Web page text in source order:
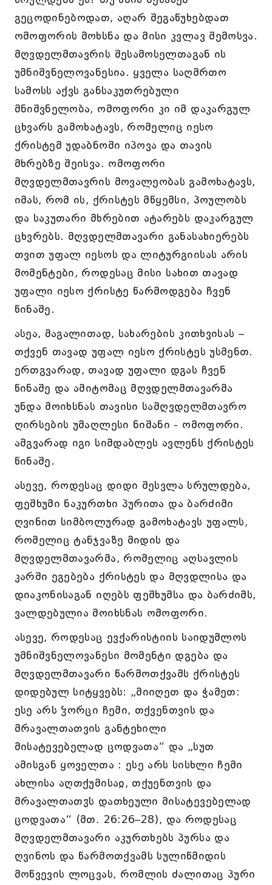
გეცოდინებოდათ, აღარ შეგაწუხებდათ
ომოფორის მოხსნა და მისი კვლავ შემოსვა.
მღვდელმთავრის შესამოსელთაგან ის
უმნიშვნელოვანესია. ყველა საღმრთო
სამოსს აქვს განსაკუთრებული
მნიშვნელობა, ომოფორი კი იმ დაკარგულ
ცხვარს გამოხატავს, რომელიც იესო
ქრისტემ უდაბნოში იპოვა და თავის
მხრებზე შეისვა. ომოფორი
მღვდელმთავრის მოვალეობას გამოხატავს,
იმას, რომ ის, ქრისტეს მწყემსი, პოულობს
და საკუთარი მხრებით ატარებს დაკარგულ
ცხვრებს. მღვდელმთავარი განასახიერებს
თვით უფალ იესოს და ლიტურგიისას არის
მომენტები, როდესაც მისი სახით თავად
უფალი იესო ქრისტე წარმოდგება ჩვენ
წინაშე.
ასეა, მაგალითად, სახარების კითხვისას –
თქვენ თავად უფალ იესო ქრისტეს უსმენთ.
ერთგვარად, თავად უფალი დგას ჩვენ
წინაშე და ამიტომაც მღვდელმთავარმა
უნდა მოიხსნას თავისი სამღვდელმთავრო
ღირსების უმაღლესი ნიშანი - ომოფორი.
ამგვარად იგი სიმდაბლეს ავლენს ქრისტეს
წინაშე.
ასევე, როდესაც დიდი შესვლა სრულდება,
ფეშხუმი ნაკურთხი პურითა და ბარძიმი
ღვინით სიმბოლურად გამოხატავს უფალს,
რომელიც ტანჯვაზე მიდის და
მღვდელმთავარმა, რომელიც აღსავლის
კარში ეგებება ქრისტეს და მღვდლისა და
დიაკონისაგან იღებს ფეშხუმსა და ბარძიმს,
ვალდებულია მოიხსნას ომოფორი.
ასევე, როდესაც ევქარისტიის საიდუმლოს
უმნიშვნელოვანესი მომენტი დგება და
მღვდელმთავარი წარმოთქვამს ქრისტეს
დიდებულ სიტყვებს: „მიიღეთ და ჭამეთ:
ესე არს ჴორცი ჩემი, თქვენთვის და
მრავალთათვის განტეხილი
მისატევებელად ცოდვათა“ და „სუთ
ამისგან ყოველთა : ესე არს სისხლი ჩემი
ახლისა აღთქუმისაჲ, თქუენთვის და
მრავალთათჳს დათხეული მისატევებელად
ცოდვათა“ (მთ. 26:26–28), და როდესაც
მღვდელმთავარი აკურთხებს პურსა და
ღვინოს და წარმოთქვამს სულიწმიდის
მოწვევის ლოცვას, რომლის ძალითაც პური